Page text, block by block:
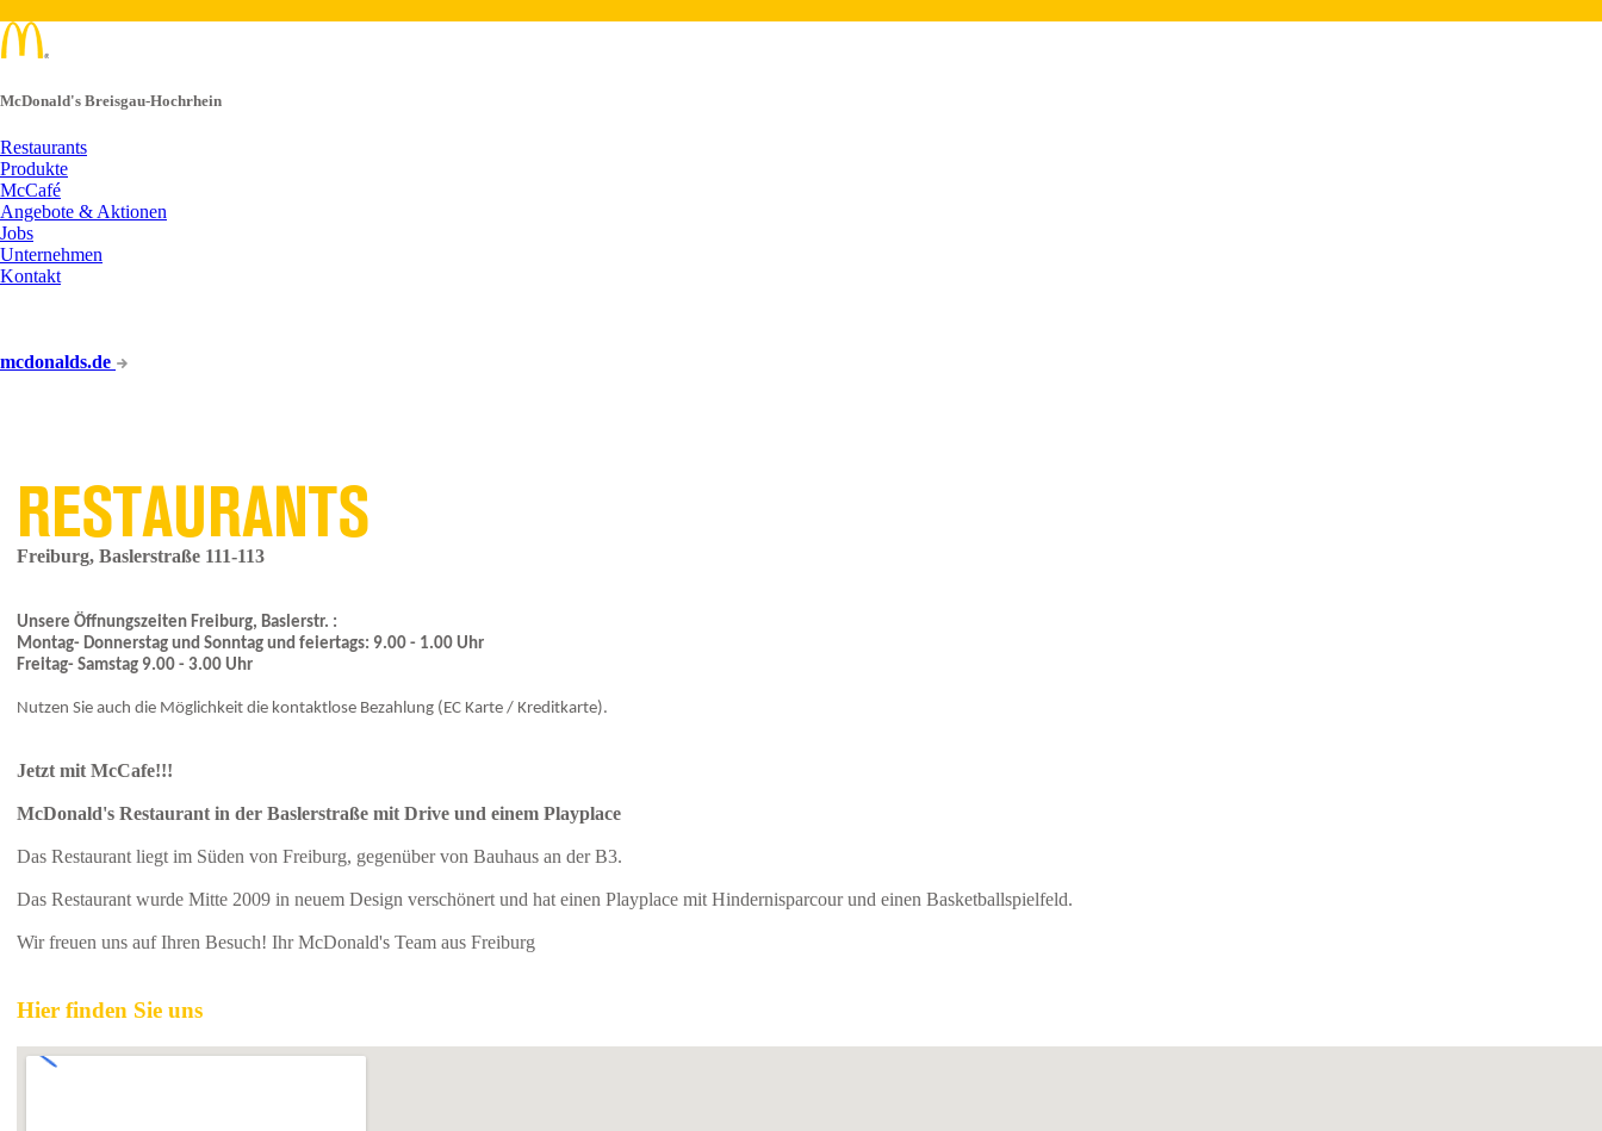
McDonald's Breisgau-Hochrhein
Restaurants
Produkte
McCafé
Angebote & Aktionen
Jobs
Unternehmen
Kontakt
mcdonalds.de
RESTAURANTS
Freiburg, Baslerstraße 111-113
Unsere Öffnungszeiten Freiburg, Baslerstr. :
Montag- Donnerstag und Sonntag und feiertags: 9.00 - 1.00 Uhr
Freitag- Samstag 9.00 - 3.00 Uhr
Nutzen Sie auch die Möglichkeit die kontaktlose Bezahlung (EC Karte / Kreditkarte).
Jetzt mit McCafe!!!
McDonald's Restaurant in der Baslerstraße mit Drive und einem Playplace
Das Restaurant liegt im Süden von Freiburg, gegenüber von Bauhaus an der B3.
Das Restaurant wurde Mitte 2009 in neuem Design verschönert und hat einen Playplace mit Hindernisparcour und einen Basketballspielfeld.
Wir freuen uns auf Ihren Besuch! Ihr McDonald's Team aus Freiburg
Hier finden Sie uns